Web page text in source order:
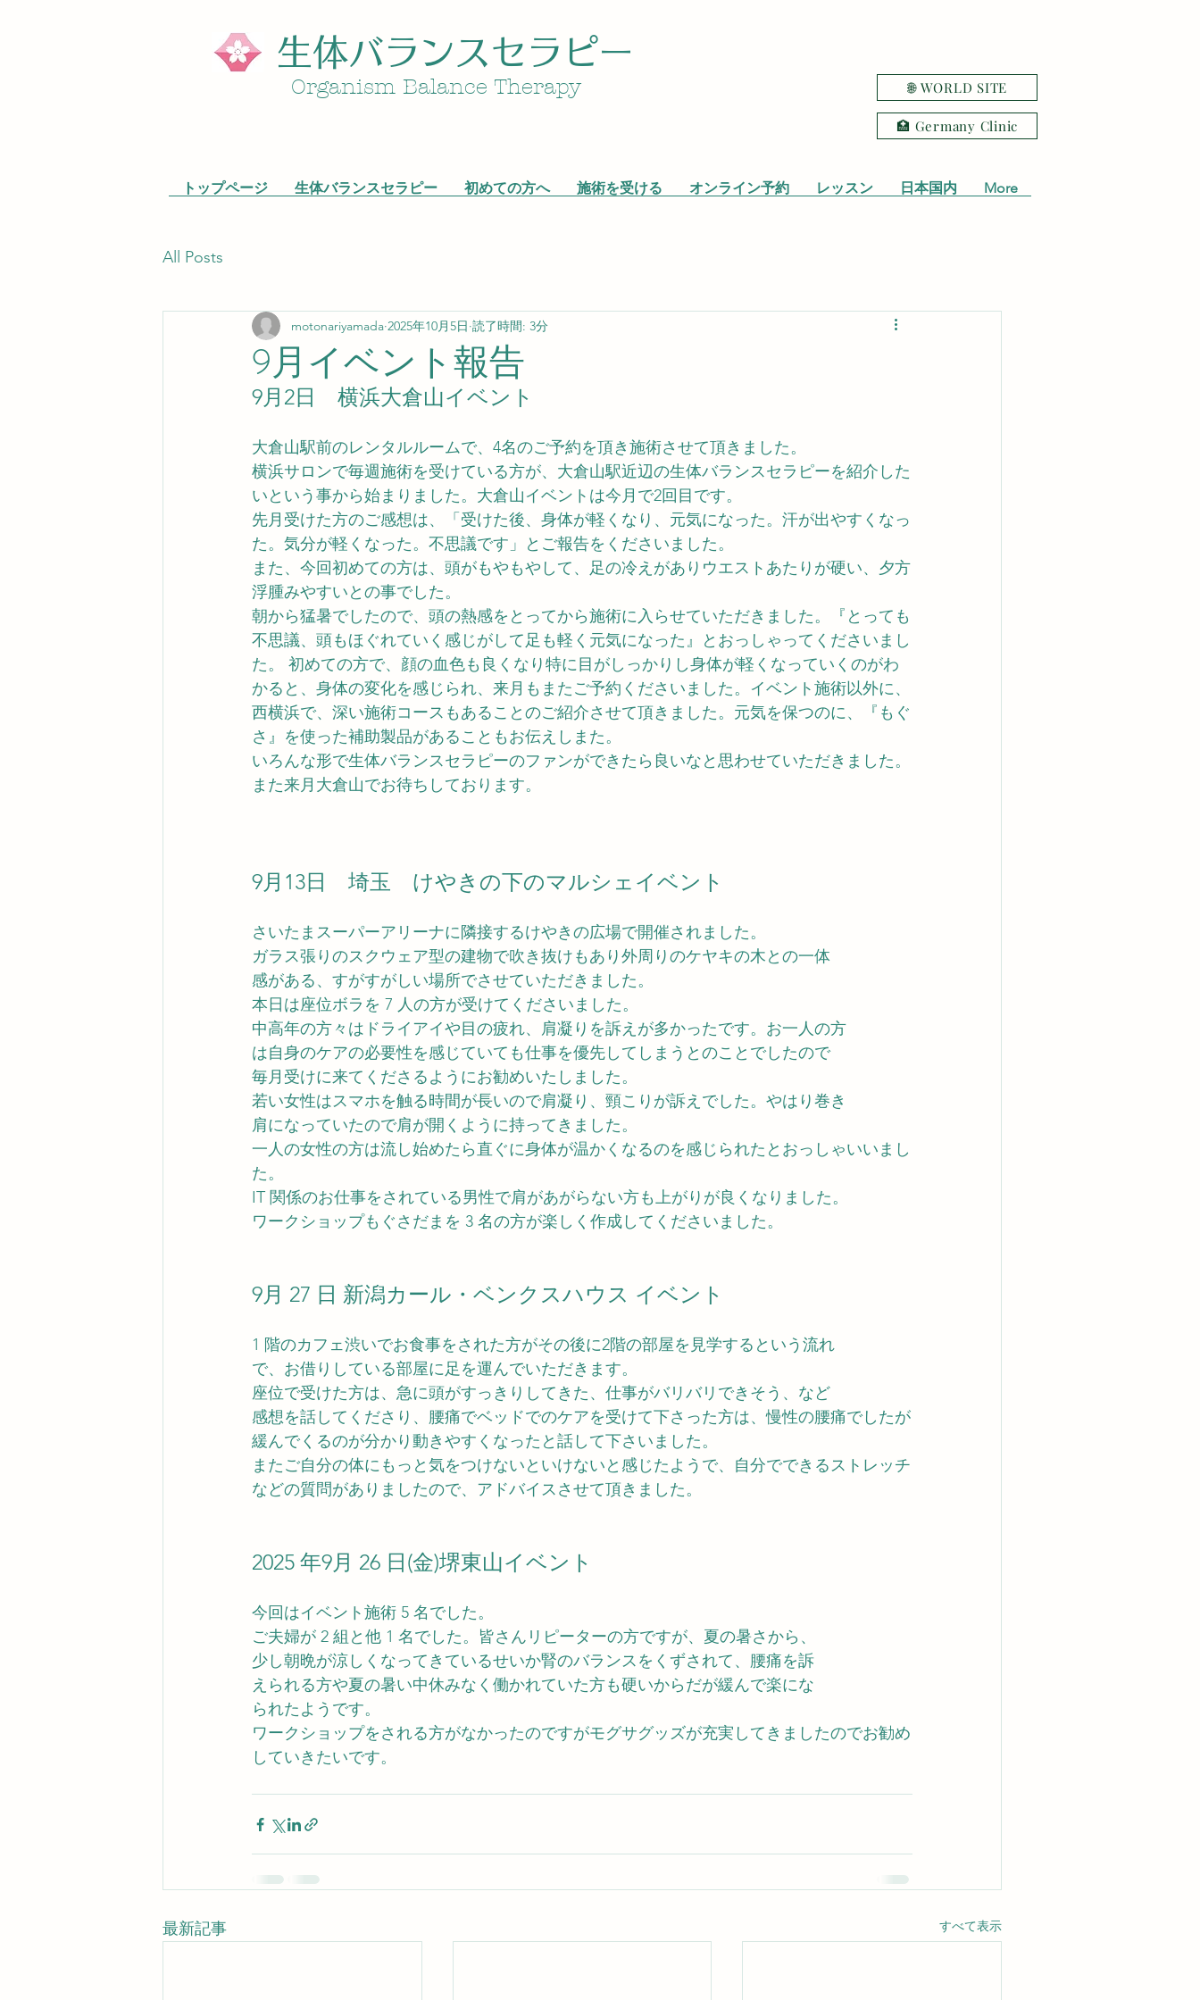
生体バランスセラピー
​Organism Balance Therapy 🌐 WORLD SITE
🏥 Germany Clinic
トップページ 生体バランスセラピー 初めての方へ 施術を受ける オンライン予約 レッスン 日本国内 More
All Posts
9月イベント報告
motonariyamada 2025年10月5日 読了時間: 3分
9月2日　横浜大倉山イベント
大倉山駅前のレンタルルームで、4名のご予約を頂き施術させて頂きました。
横浜サロンで毎週施術を受けている方が、大倉山駅近辺の生体バランスセラピーを紹介した
いという事から始まりました。大倉山イベントは今月で2回目です。
先月受けた方のご感想は、「受けた後、身体が軽くなり、元気になった。汗が出やすくなっ
た。気分が軽くなった。不思議です」とご報告をくださいました。
また、今回初めての方は、頭がもやもやして、足の冷えがありウエストあたりが硬い、夕方
浮腫みやすいとの事でした。
朝から猛暑でしたので、頭の熱感をとってから施術に入らせていただきました。『とっても
不思議、頭もほぐれていく感じがして足も軽く元気になった』とおっしゃってくださいまし
た。 初めての方で、顔の血色も良くなり特に目がしっかりし身体が軽くなっていくのがわ
かると、身体の変化を感じられ、来月もまたご予約くださいました。イベント施術以外に、
西横浜で、深い施術コースもあることのご紹介させて頂きました。元気を保つのに、『もぐ
さ』を使った補助製品があることもお伝えしまた。
いろんな形で生体バランスセラピーのファンができたら良いなと思わせていただきました。
また来月大倉山でお待ちしております。
9月13日　埼玉　けやきの下のマルシェイベント
さいたまスーパーアリーナに隣接するけやきの広場で開催されました。
ガラス張りのスクウェア型の建物で吹き抜けもあり外周りのケヤキの木との一体
感がある、すがすがしい場所でさせていただきました。
本日は座位ボラを 7 人の方が受けてくださいました。
中高年の方々はドライアイや目の疲れ、肩凝りを訴えが多かったです。お一人の方
は自身のケアの必要性を感じていても仕事を優先してしまうとのことでしたので
毎月受けに来てくださるようにお勧めいたしました。
若い女性はスマホを触る時間が長いので肩凝り、頸こりが訴えでした。やはり巻き
肩になっていたので肩が開くように持ってきました。
一人の女性の方は流し始めたら直ぐに身体が温かくなるのを感じられたとおっしゃいいまし
た。
IT 関係のお仕事をされている男性で肩があがらない方も上がりが良くなりました。
ワークショップもぐさだまを 3 名の方が楽しく作成してくださいました。
9月 27 日 新潟カール・ベンクスハウス イベント
1 階のカフェ渋いでお食事をされた方がその後に2階の部屋を見学するという流れ
で、お借りしている部屋に足を運んでいただきます。
座位で受けた方は、急に頭がすっきりしてきた、仕事がバリバリできそう、など
感想を話してくださり、腰痛でベッドでのケアを受けて下さった方は、慢性の腰痛でしたが
緩んでくるのが分かり動きやすくなったと話して下さいました。
またご自分の体にもっと気をつけないといけないと感じたようで、自分でできるストレッチ
などの質問がありましたので、アドバイスさせて頂きました。
2025 年9月 26 日(金)堺東山イベント
今回はイベント施術 5 名でした。
ご夫婦が 2 組と他 1 名でした。皆さんリピーターの方ですが、夏の暑さから、
少し朝晩が涼しくなってきているせいか腎のバランスをくずされて、腰痛を訴
えられる方や夏の暑い中休みなく働かれていた方も硬いからだが緩んで楽にな
られたようです。
ワークショップをされる方がなかったのですがモグサグッズが充実してきましたのでお勧め
していきたいです。
最新記事 すべて表示